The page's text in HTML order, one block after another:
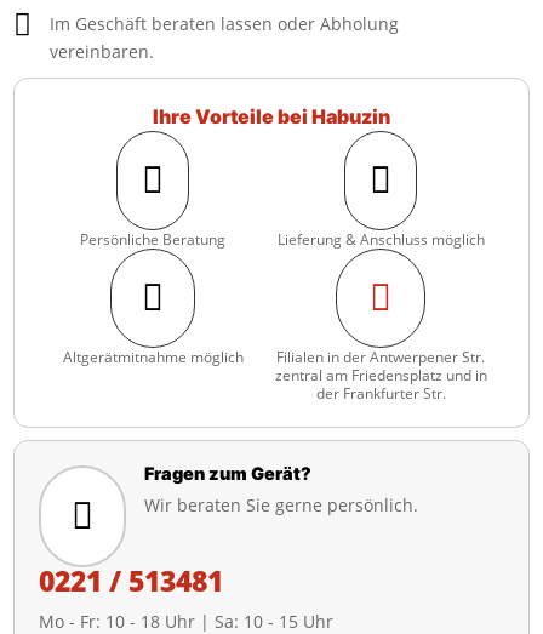

Im Geschäft beraten lassen oder Abholung
vereinbaren.
Ihre Vorteile bei Habuzin

Persönliche Beratung

Lieferung & Anschluss möglich

Altgerätmitnahme möglich

Filialen in der Antwerpener Str.
zentral am Friedensplatz und in
der Frankfurter Str.

Fragen zum Gerät?
Wir beraten Sie gerne persönlich.
0221 / 513481
Mo - Fr: 10 - 18 Uhr | Sa: 10 - 15 Uhr